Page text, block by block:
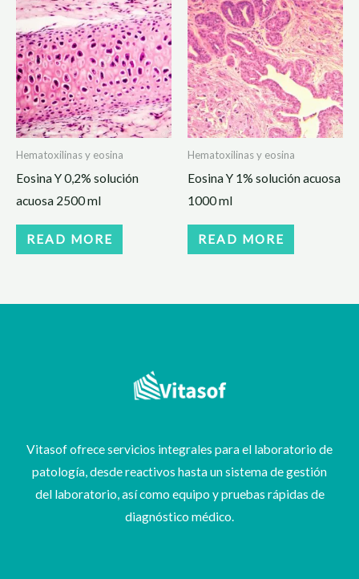
Hematoxilinas y eosina
Eosina Y 0,2% solución
acuosa 2500 ml
READ MORE
Hematoxilinas y eosina
Eosina Y 1% solución acuosa
1000 ml
READ MORE
Vitasof ofrece servicios integrales para el laboratorio de
patología, desde reactivos hasta un sistema de gestión
del laboratorio, así como equipo y pruebas rápidas de
diagnóstico médico.